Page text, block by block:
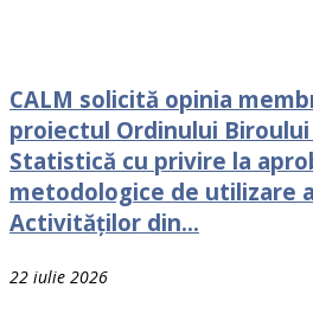
CALM solicită opinia
proiectul Ordinului
Statistică cu privire la
metodologice de utilizare
Activităților din...
22 iulie 2026